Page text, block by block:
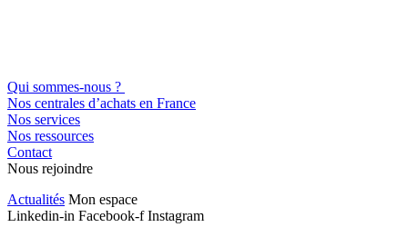
Qui sommes-nous ?
Nos centrales d’achats en France
Nos services
Nos ressources
Contact
Nous rejoindre
Actualités Mon espace
Linkedin-in Facebook-f Instagram